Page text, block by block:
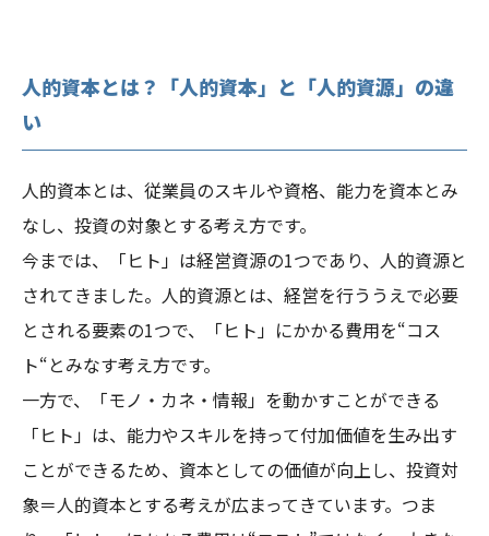
人的資本とは？「人的資本」と「人的資源」の違
い
人的資本とは、従業員のスキルや資格、能力を資本とみ
なし、投資の対象とする考え方です。
今までは、「ヒト」は経営資源の1つであり、人的資源と
されてきました。人的資源とは、経営を行ううえで必要
とされる要素の1つで、「ヒト」にかかる費用を“コス
ト“とみなす考え方です。
一方で、「モノ・カネ・情報」を動かすことができる
「ヒト」は、能力やスキルを持って付加価値を生み出す
ことができるため、資本としての価値が向上し、投資対
象＝人的資本とする考えが広まってきています。つま